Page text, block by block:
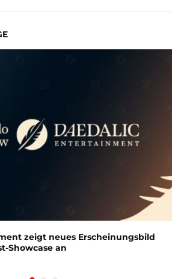
zeigt neues Erscheinungsbild
Showcase an